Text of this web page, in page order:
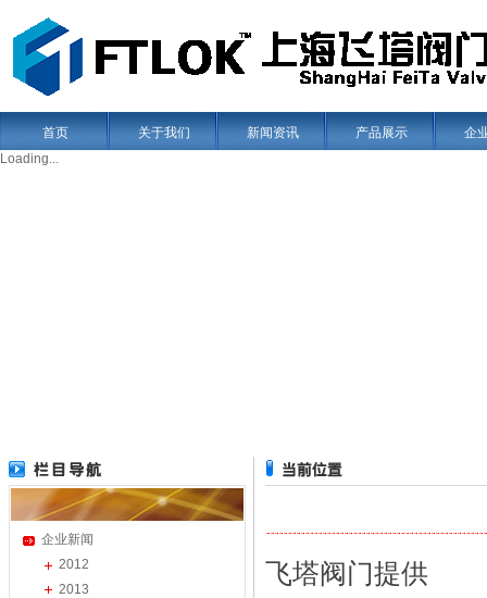
首页 关于我们 新闻资讯 产品展示
企
Loading...
企业新闻
2012
2013
飞塔阀门提供